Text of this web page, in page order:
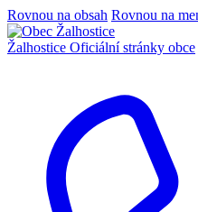
Rovnou na obsah Rovnou na
Žalhostice Oficiální stránky obce